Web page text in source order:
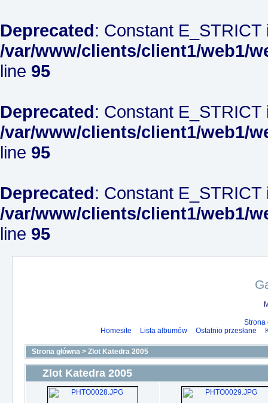
Deprecated: Constant
/var/www/clients/client1/web1/
line 95
Deprecated: Constant
/var/www/clients/client1/web1/
line 95
Deprecated: Constant
/var/www/clients/client1/web1/
line 95
Strona
Homesite
Lista albumów Ostatnio przesłane
Strona główna > Zlot Katedra 2005
Zlot Katedra 2005